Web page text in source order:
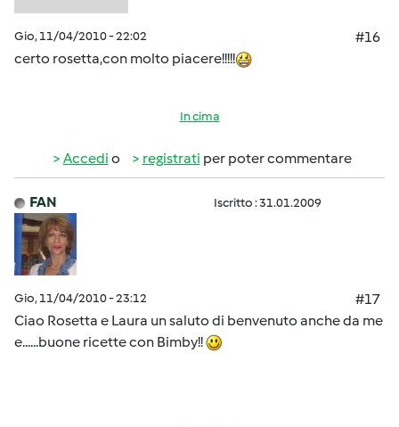
Gio, 11/04/2010 - 22:02
#16
certo rosetta,con molto piacere!!!!!
In cima
Accedi o registrati per poter commentare
FAN Iscritto : 31.01.2009
Gio, 11/04/2010 - 23:12
#17
Ciao Rosetta e Laura un saluto di benvenuto anche da me
e......buone ricette con Bimby!!